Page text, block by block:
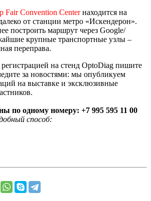
Fair Convention Centerнаходится на
от станции метро «Искендерон».
построить маршрут через Google/
крупные транспортные узлы –
переправа.
на стенд OptoDiag пишите
за новостями: мы опубликуем
на выставке и эксклюзивные
по одному номеру: +7 995 595 11 00
способ: